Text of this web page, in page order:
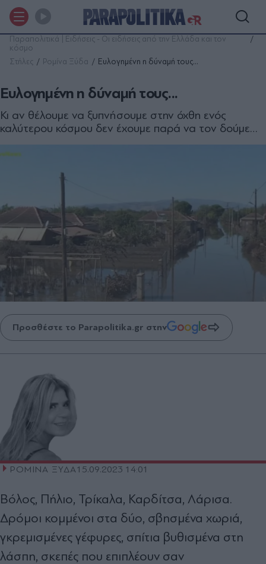
Παραπολιτικά | Ειδήσεις - Οι ειδήσεις από την Ελλάδα και τον
κόσμο
Στήλες
Ρομίνα Ξύδα Ευλογημένη η δύναμή τους...
Ευλογημένη η δύναμή τους...
Κι αν θέλουμε να ξυπνήσουμε στην όχθη ενός
καλύτερου κόσμου δεν έχουμε παρά να τον δούμε…
Προσθέστε το Parapolitika.gr στην
ΡΟΜΙΝΑ ΞΥΔΑ15.09.2023 14:01
Βόλος, Πήλιο, Τρίκαλα, Καρδίτσα, Λάρισα.
Δρόμοι κομμένοι στα δύο, σβησμένα χωριά,
γκρεμισμένες γέφυρες, σπίτια βυθισμένα στη
λάσπη, σκεπές που επιπλέουν σαν